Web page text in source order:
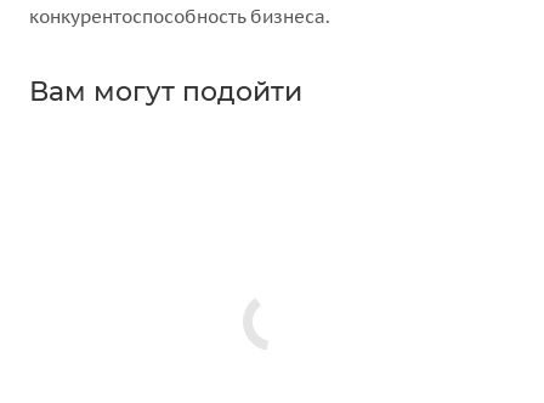
конкурентоспособность бизнеса.
Вам могут подойти